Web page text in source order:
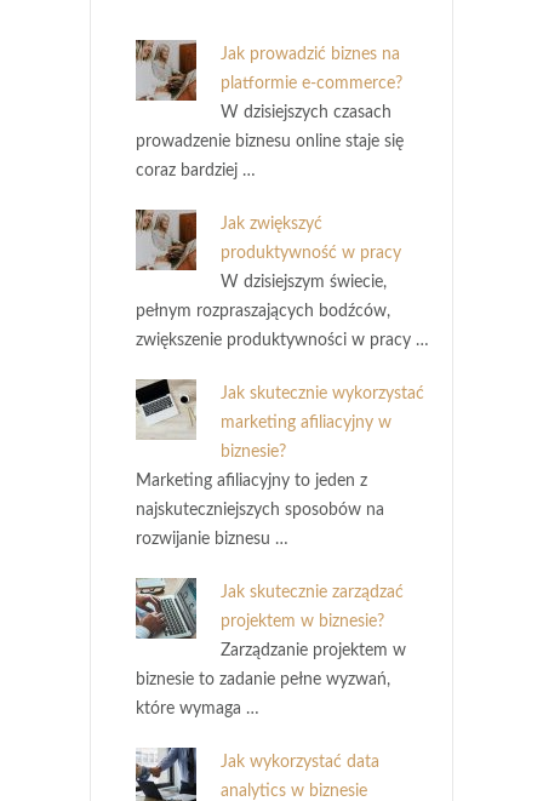
Jak prowadzić biznes na
platformie e-commerce?
W dzisiejszych czasach
prowadzenie biznesu online staje się
coraz bardziej …
Jak zwiększyć
produktywność w pracy
W dzisiejszym świecie,
pełnym rozpraszających bodźców,
zwiększenie produktywności w pracy …
Jak skutecznie wykorzystać
marketing afiliacyjny w
biznesie?
Marketing afiliacyjny to jeden z
najskuteczniejszych sposobów na
rozwijanie biznesu …
Jak skutecznie zarządzać
projektem w biznesie?
Zarządzanie projektem w
biznesie to zadanie pełne wyzwań,
które wymaga …
Jak wykorzystać data
analytics w biznesie